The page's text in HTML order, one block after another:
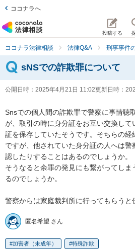
ココナラへ
投稿する
ココナラ法律相談 法律Q&A 刑事事件
sNSでの詐欺罪について
公開日時： 2025年4月21日 11:02更新日時：
Snsでの個人間の詐欺罪で警察に事情聴
が、取引の時に身分証をお互い交換し
証を保存していたそうです。そちらの
ですが、他されていた身分証の人へは
認したりすることはあるのでしょうか。
そうなると余罪の発見にも繋がってし
るのでしょうか。
警察からは家庭裁判所に行ってもらうと
匿名希望 さん
加害者（未成年） 特殊詐欺